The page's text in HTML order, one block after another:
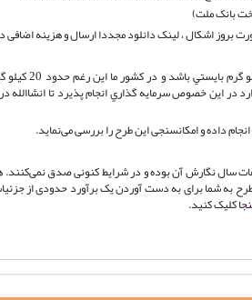
بانک ملت)
اشکال ، لینک دانلود مجددا ارسال و هزینه
بر اساس
اين خصوص سرمايه گذاري انجام پذيرد تا
داده و امکانسنجی این طرح را بررسی می‌نماید.
سال نگارش آن بوده و در شرایط کنونی صدق
طرح به شما برای به دست آوردن یک برآورد حدودی از
کلیک کنید.